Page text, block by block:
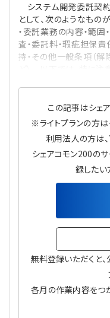
システム開発委託契
として、次のようなもの
・委託業務の内容・範囲
査・委託料・瑕疵担保責
持・その他一般条項（
この記事はシェ
※ライトプランの方
利用法人の方は、
シェアコモン200のサ
録したい
無料登録いただくと
各月の作業内容をつ